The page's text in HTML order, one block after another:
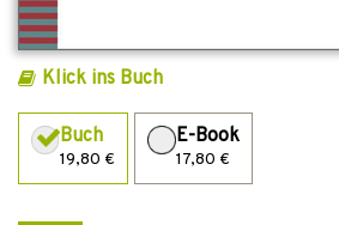
Klick ins Buch
Buch
19,80 €
E-Book
17,80 €